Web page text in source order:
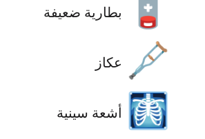
🪫 بطارية ضعيفة
🩼 عكاز
🩻 أشعة سينية